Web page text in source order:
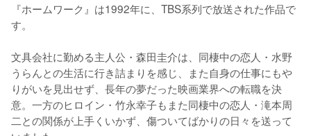
『ホームワーク』は1992年に、TBS系列で放送された作品で
す。
文具会社に勤める主人公・森田圭介は、同棲中の恋人・水野
うらんとの生活に行き詰まりを感じ、また自身の仕事にもや
りがいを見出せず、長年の夢だった映画業界への転職を決
意。一方のヒロイン・竹永幸子もまた同棲中の恋人・滝本周
二との関係が上手くいかず、傷ついてばかりの日々を送って